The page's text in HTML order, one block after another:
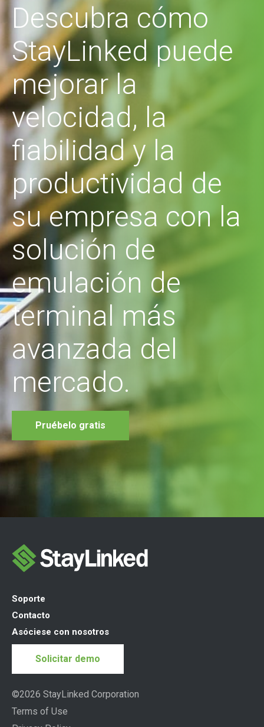
Descubra cómo
StayLinked puede
mejorar la
velocidad, la
fiabilidad y la
productividad de
su empresa con la
solución de
emulación de
terminal más
avanzada del
mercado.
Pruébelo gratis
Soporte
Contacto
Asóciese con nosotros
Solicitar demo
©2026 StayLinked Corporation
Terms of Use